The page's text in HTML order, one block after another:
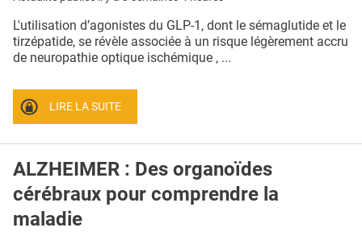
QUI SOMMES-NOUS ?
CONDITIONS GÉNÉRALES
CRÉDITS
L'utilisation d’agonistes du GLP-1, dont le sémaglutide et le
tirzépatide, se révèle associée à un risque légèrement accru
de neuropathie optique ischémique , ...
LIRE LA SUITE
ALZHEIMER : Des organoïdes
cérébraux pour comprendre la
maladie